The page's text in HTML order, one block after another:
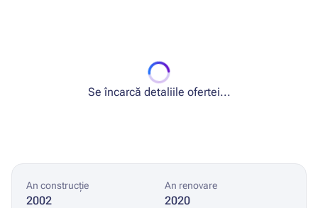
Se încarcă detaliile ofertei...
An construcție
2002
An renovare
2020